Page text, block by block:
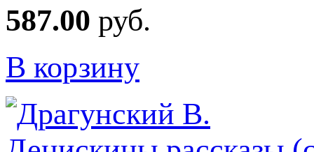
587.00 руб.
В корзину